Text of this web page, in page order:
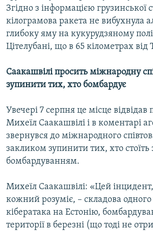
Згідно з інформацією грузинської
кілограмова ракета не вибухнула
глибоку яму на кукурудзяному
Цітелубані, що в 65 кілометрах від
Саакашвілі просить міжнародну
зупинити тих, хто бомбардує
Увечері 7 серпня це місце відвідав
Михеїл Саакашвілі і в коментарі
звернувся до міжнародного
закликом зупинити тих, хто
бомбардуванням.
Михеїл Саакашвілі: «Цей
кожний розуміє, – складова
кібератака на Естонію,
території в березні (що тоді не